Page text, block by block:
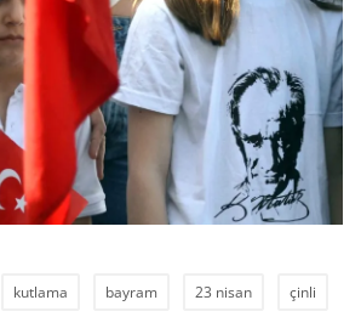
kutlama bayram 23 nisan çinli